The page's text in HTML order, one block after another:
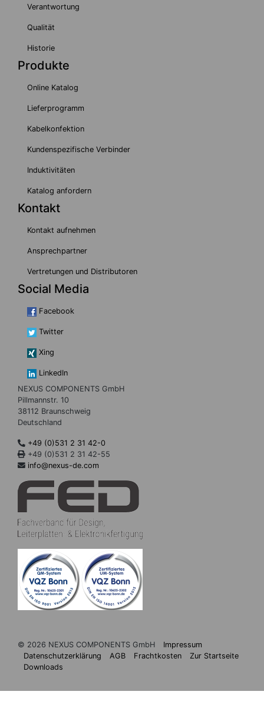
Verantwortung
Qualität
Historie
Produkte
Online Katalog
Lieferprogramm
Kabelkonfektion
Kundenspezifische Verbinder
Induktivitäten
Katalog anfordern
Kontakt
Kontakt aufnehmen
Ansprechpartner
Vertretungen und Distributoren
Social Media
Facebook
Twitter
Xing
LinkedIn
NEXUS COMPONENTS GmbH
Pillmannstr. 10
38112 Braunschweig
Deutschland
+49 (0)531 2 31 42-0
+49 (0)531 2 31 42-55
info@nexus-de.com
© 2026 NEXUS COMPONENTS GmbH
Impressum
Datenschutzerklärung
AGB Frachtkosten
Zur Startseite
Downloads